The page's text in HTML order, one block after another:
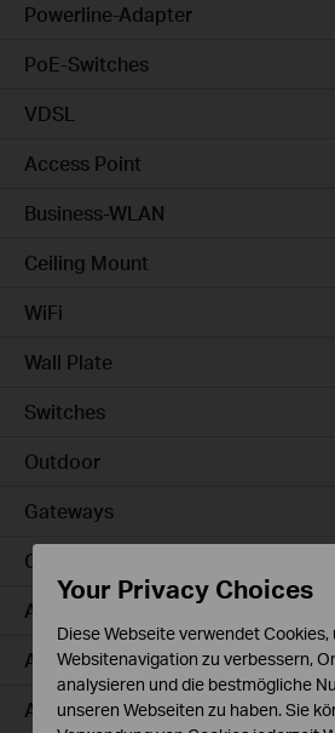
Powerline-Adapter
PoE-Switches
VDSL
Access Point
Business-WLAN
Ceiling Mount
WiFi
Wall Plate
Switches
Outdoor
Gateways
Campus
Access Max
Aggregation
Access Plus
Your Privacy Choices
Diese Webseite verwendet Cookies,
Websitenavigation zu verbessern,
analysieren und die bestmögliche
unseren Webseiten zu haben. Sie